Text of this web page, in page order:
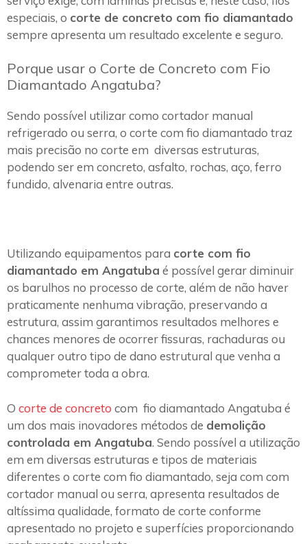
especiais, o corte de concreto com fio diamantado
sempre apresenta um resultado excelente e seguro.
Porque usar o Corte de Concreto com Fio
Diamantado Angatuba?
Sendo possível utilizar como cortador manual
refrigerado ou serra, o corte com fio diamantado traz
mais precisão no corte em diversas estruturas,
podendo ser em concreto, asfalto, rochas, aço, ferro
fundido, alvenaria entre outras.
Utilizando equipamentos para corte com fio
diamantado em Angatuba é possível gerar diminuir
os barulhos no processo de corte, além de não haver
praticamente nenhuma vibração, preservando a
estrutura, assim garantimos resultados melhores e
chances menores de ocorrer fissuras, rachaduras ou
qualquer outro tipo de dano estrutural que venha a
comprometer toda a obra.
O corte de concreto com fio diamantado Angatuba é
um dos mais inovadores métodos de demolição
controlada em Angatuba. Sendo possível a utilização
em em diversas estruturas e tipos de materiais
diferentes o corte com fio diamantado, seja com com
cortador manual ou serra, apresenta resultados de
altíssima qualidade, formato de corte conforme
apresentado no projeto e superfícies proporcionando